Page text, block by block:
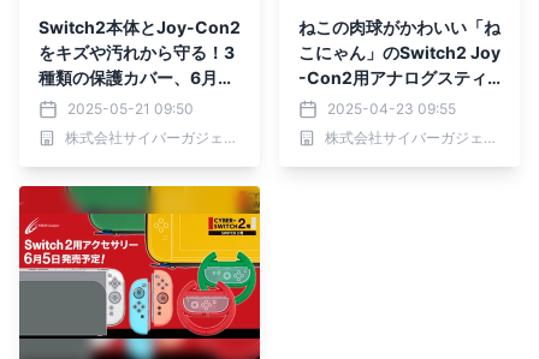
Switch2本体とJoy-Con2
をキズや汚れから守る！3
種類の保護カバー、6月5
日発売2025-05-21 09:50
株式会社サイバーガジェット
ねこの肉球がかわいい「ね
こにゃん」のSwitch2 Joy
-Con2用アナログスティ
ックカバー、6月下旬発売
2025-04-23 09:55
株式会社サイバーガジェット